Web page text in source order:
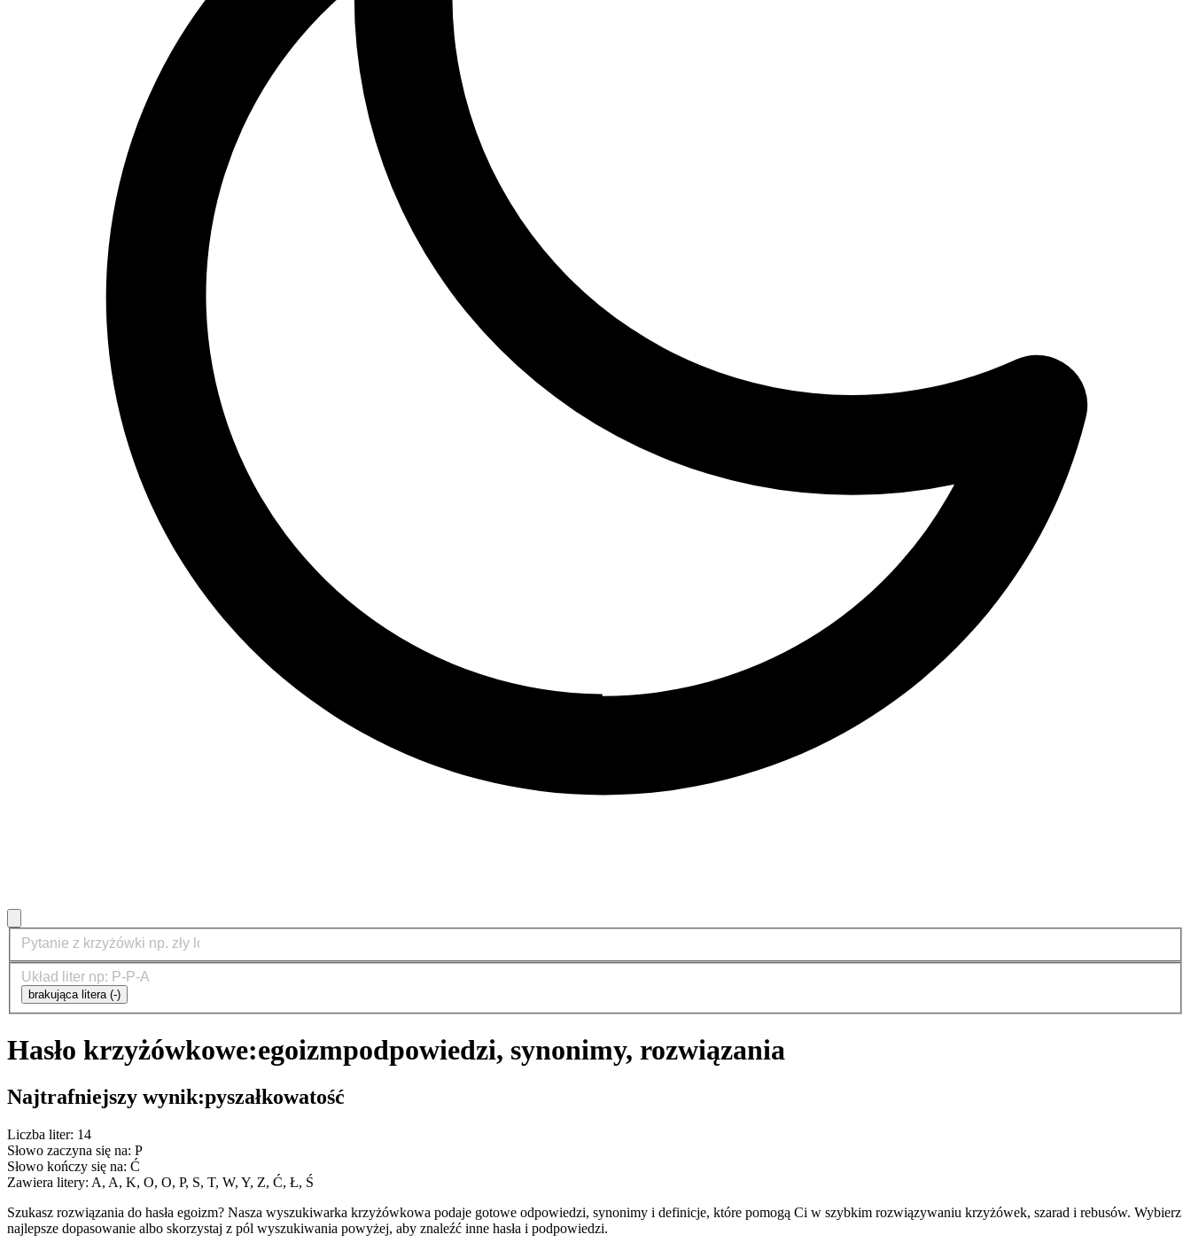
brakująca litera (-)
Hasło krzyżówkowe:egoizmpodpowiedzi, synonimy, rozwiązania
Najtrafniejszy wynik:pyszałkowatość
Liczba liter: 14
Słowo zaczyna się na: P
Słowo kończy się na: Ć
Zawiera litery: A, A, K, O, O, P, S, T, W, Y, Z, Ć, Ł, Ś
Szukasz rozwiązania do hasła egoizm? Nasza wyszukiwarka krzyżówkowa podaje gotowe odpowiedzi, synonimy i definicje, które pomogą Ci w szybkim rozwiązywaniu krzyżówek, szarad i rebusów. Wybierz
najlepsze dopasowanie albo skorzystaj z pól wyszukiwania powyżej, aby znaleźć inne hasła i podpowiedzi.